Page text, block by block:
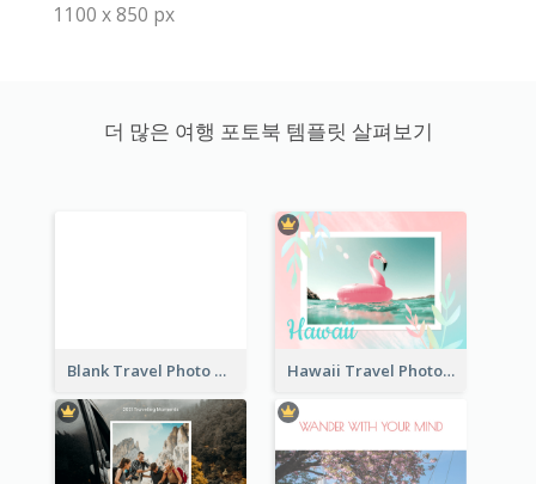
1100 x 850 px
더 많은 여행 포토북 템플릿 살펴보기
Blank Travel Photo Book Hawaii Travel Photo Book